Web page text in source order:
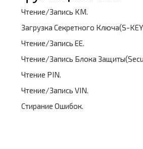
Чтение/Запись KM.
Загрузка Секретного Ключа(S-
Чтение/Запись EE.
Чтение/Запись Блока
Чтение PIN.
Чтение/Запись VIN.
Стирание Ошибок.